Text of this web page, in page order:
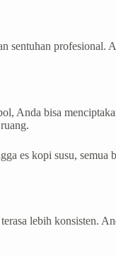
sentuhan profesional.
Anda bisa
es kopi susu, semua
lebih konsisten.